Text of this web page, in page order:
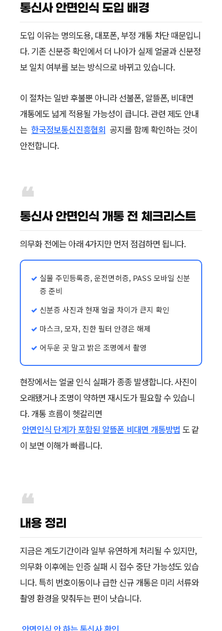
통신사 안면인식 도입 배경
도입 이유는 명의도용, 대포폰, 부정 개통 차단 때문입니
다. 기존 신분증 확인에서 더 나아가 실제 얼굴과 신분정
보 일치 여부를 보는 방식으로 바뀌고 있습니다.
이 절차는 일반 후불뿐 아니라 선불폰, 알뜰폰, 비대면
개통에도 넓게 적용될 가능성이 큽니다. 관련 제도 안내
는 한국정보통신진흥협회 공지를 함께 확인하는 것이
안전합니다.
통신사 안면인식 개통 전 체크리스트
의무화 전에는 아래 4가지만 먼저 점검하면 됩니다.
실물 주민등록증, 운전면허증, PASS 모바일 신분
증 준비
신분증 사진과 현재 얼굴 차이가 큰지 확인
마스크, 모자, 진한 필터 안경은 해제
어두운 곳 말고 밝은 조명에서 촬영
현장에서는 얼굴 인식 실패가 종종 발생합니다. 사진이
오래됐거나 조명이 약하면 재시도가 필요할 수 있습니
다. 개통 흐름이 헷갈리면
안면인식 단계가 포함된 알뜰폰 비대면 개통방법 도 같
이 보면 이해가 빠릅니다.
내용 정리
지금은 계도기간이라 일부 유연하게 처리될 수 있지만,
의무화 이후에는 인증 실패 시 접수 중단 가능성도 있습
니다. 특히 번호이동이나 급한 신규 개통은 미리 서류와
촬영 환경을 맞춰두는 편이 낫습니다.